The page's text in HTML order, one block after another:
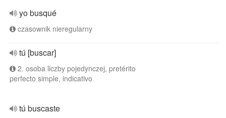
yo busqué
czasownik nieregularny
tú [buscar]
2. osoba liczby pojedynczej, pretérito
perfecto simple, indicativo
tú buscaste